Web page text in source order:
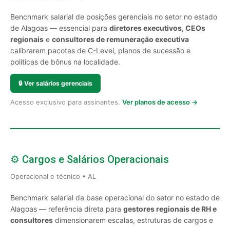
Benchmark salarial de posições gerenciais no setor no estado
de Alagoas — essencial para diretores executivos, CEOs
regionais e consultores de remuneração executiva
calibrarem pacotes de C-Level, planos de sucessão e
políticas de bônus na localidade.
🔒 Ver salários gerenciais
Acesso exclusivo para assinantes. Ver planos de acesso →
⚙️ Cargos e Salários Operacionais
Operacional e técnico • AL
Benchmark salarial da base operacional do setor no estado de
Alagoas — referência direta para gestores regionais de RH e
consultores dimensionarem escalas, estruturas de cargos e